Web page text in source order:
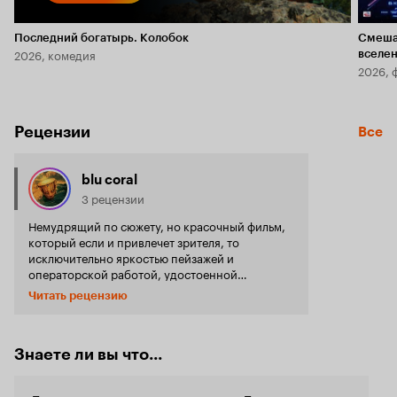
Последний богатырь. Колобок
2026, комедия
2026,
Рецензии Все
blu coral
3 рецензии
Немудрящий по сюжету, но красочный фильм,
который если и привлечет зрителя, то
исключительно яркостью пейзажей и
операторской работой, удостоенной
номинации на Оскар. История вертится вокруг
семейства греческих иммигрантов - ловцов
крупной диаспорой на флоридском побережье
Читать рецензию
Знаете ли вы что...